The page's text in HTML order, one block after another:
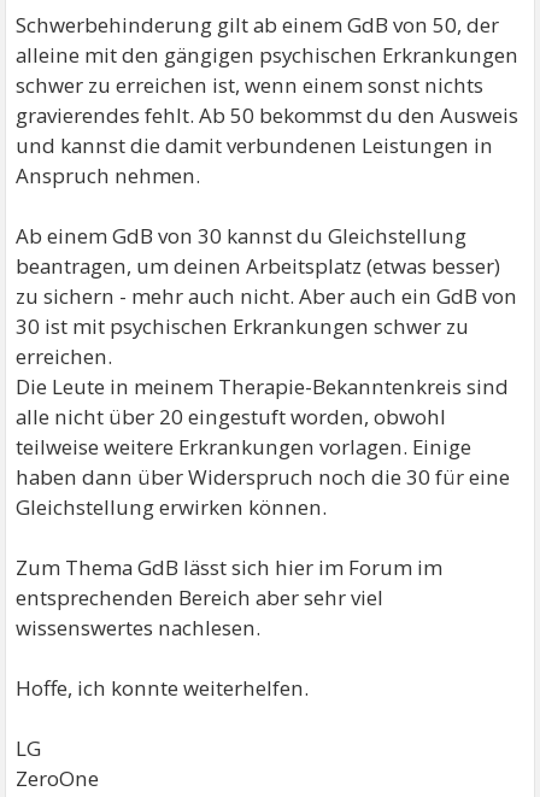
Schwerbehinderung gilt ab einem GdB von 50, der
alleine mit den gängigen psychischen Erkrankungen
schwer zu erreichen ist, wenn einem sonst nichts
gravierendes fehlt. Ab 50 bekommst du den Ausweis
und kannst die damit verbundenen Leistungen in
Anspruch nehmen.
Ab einem GdB von 30 kannst du Gleichstellung
beantragen, um deinen Arbeitsplatz (etwas besser)
zu sichern - mehr auch nicht. Aber auch ein GdB von
30 ist mit psychischen Erkrankungen schwer zu
erreichen.
Die Leute in meinem Therapie-Bekanntenkreis sind
alle nicht über 20 eingestuft worden, obwohl
teilweise weitere Erkrankungen vorlagen. Einige
haben dann über Widerspruch noch die 30 für eine
Gleichstellung erwirken können.
Zum Thema GdB lässt sich hier im Forum im
entsprechenden Bereich aber sehr viel
wissenswertes nachlesen.
Hoffe, ich konnte weiterhelfen.
LG
ZeroOne